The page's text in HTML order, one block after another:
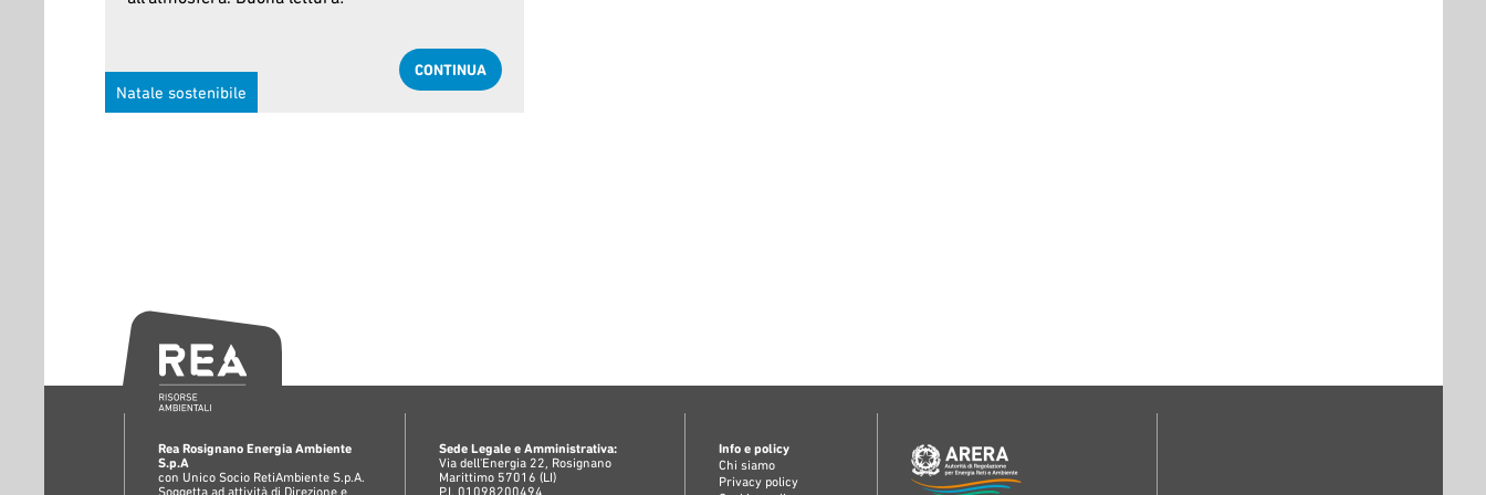
Natale sostenibile
CONTINUA
Rea Rosignano Energia Ambiente
S.p.A
con Unico Socio RetiAmbiente S.p.A.
Soggetta ad attività di Direzione e
Sede Legale e Amministrativa:
Via dell'Energia 22, Rosignano
Marittimo 57016 (LI)
P.I. 01098200494
Info e policy
Chi siamo
Privacy policy